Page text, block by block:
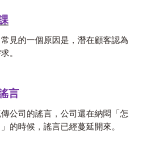
見的一個原因是，潛在顧客認為
。
言
公司的謠言，公司還在納悶「怎
的時候，謠言已經蔓延開來。